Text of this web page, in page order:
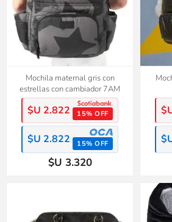
Mochila maternal gris con
estrellas con cambiador 7AM
$U 2.822 15% OFF
$U 2.822 15% OFF
$U 3.320